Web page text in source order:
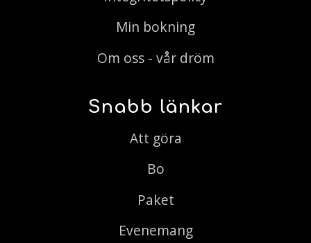
Min bokning
Om oss - vår dröm
Snabb länkar
Att göra
Bo
Paket
Evenemang